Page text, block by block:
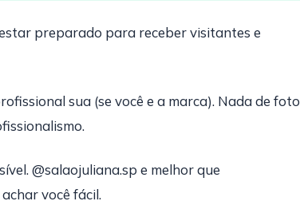
preparado para receber visitantes e
sua (se você e a marca). Nada de foto
@salaojuliana.sp e melhor que
você fácil.